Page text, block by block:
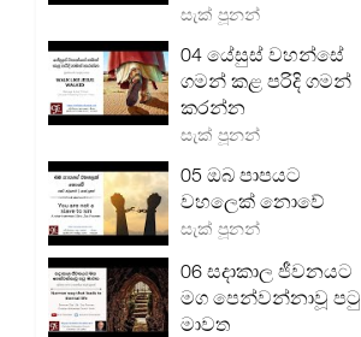
සැක් පූනන්
04 යේසුස් වහන්සේ
ගමන් කළ පරිදි ගමන්
කරන්න
සැක් පූනන්
05 ඔබ පාපයට
වහලෙක් නොවේ
සැක් පූනන්
06 සදාකාල ජීවනයට
මග පෙන්වන්නාවූ පටු
මාවත